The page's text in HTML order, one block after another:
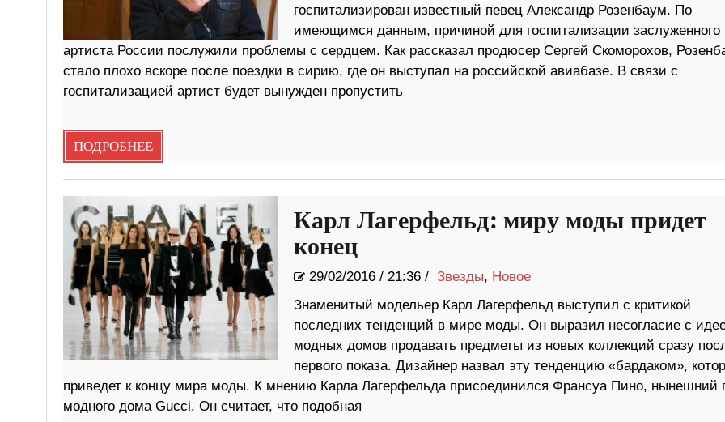
госпитализирован известный певец Александр Розенбаум. По
имеющимся данным, причиной для госпитализации заслуженного
артиста России послужили проблемы с сердцем. Как рассказал продюсер Сергей Скоморохов,
стало плохо вскоре после поездки в сирию, где он выступал на российской авиабазе. В связи с
госпитализацией артист будет вынужден пропустить
ПОДРОБНЕЕ
Карл Лагерфельд: миру моды придет
конец
29/02/2016/ 21:36 / Звезды, Новое
Знаменитый модельер Карл Лагерфельд выступил с критикой
последних тенденций в мире моды. Он выразил несогласие с
модных домов продавать предметы из новых коллекций сразу
первого показа. Дизайнер назвал эту тенденцию «бардаком»,
приведет к концу мира моды. К мнению Карла Лагерфельда присоединился Франсуа Пино, нынешний
модного дома Gucci. Он считает, что подобная